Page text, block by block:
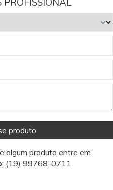
produto
algum produto entre em
: (19) 99768-0711.